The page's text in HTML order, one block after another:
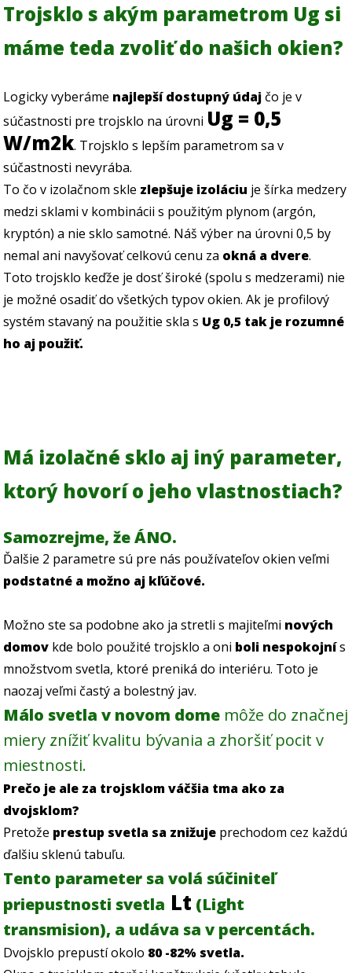
Trojsklo s akým parametrom Ug si
máme teda zvoliť do našich okien?
Logicky vyberáme najlepší dostupný údaj čo je v
súčastnosti pre trojsklo na úrovni Ug = 0,5
W/m2k. Trojsklo s lepším parametrom sa v
súčastnosti nevyrába.
To čo v izolačnom skle zlepšuje izoláciu je šírka medzery
medzi sklami v kombinácii s použitým plynom (argón,
kryptón) a nie sklo samotné. Náš výber na úrovni 0,5 by
nemal ani navyšovať celkovú cenu za okná a dvere.
Toto trojsklo keďže je dosť široké (spolu s medzerami) nie
je možné osadiť do všetkých typov okien. Ak je profilový
systém stavaný na použitie skla s Ug 0,5 tak je rozumné
ho aj použiť.
Má izolačné sklo aj iný parameter,
ktorý hovorí o jeho vlastnostiach?
Samozrejme, že ÁNO.
Ďalšie 2 parametre sú pre nás používateľov okien veľmi
podstatné a možno aj kľúčové.
Možno ste sa podobne ako ja stretli s majiteľmi nových
domov kde bolo použité trojsklo a oni boli nespokojnís
množstvom svetla, ktoré preniká do interiéru. Toto je
naozaj veľmi častý a bolestný jav.
Málo svetla v novom dome môže do značnej
miery znížiť kvalitu bývania a zhoršiť pocit v
miestnosti.
Prečo je ale za trojsklom váčšia tma ako za
dvojsklom?
Pretože prestup svetla sa znižuje prechodom cez každú
ďalšiu sklenú tabuľu.
Tento parameter sa volá súčiniteľ
priepustnosti svetla Lt (Light
transmision), a udáva sa v percentách.
Dvojsklo prepustí okolo 80 -82% svetla.